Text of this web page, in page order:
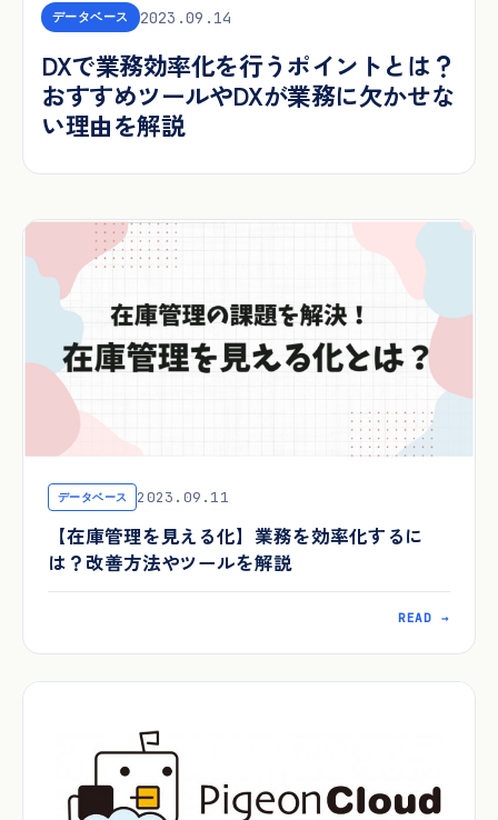
データベース 2023.09.14
DXで業務効率化を行うポイントとは？
おすすめツールやDXが業務に欠かせな
い理由を解説
データベース 2023.09.11
【在庫管理を見える化】業務を効率化するに
は？改善方法やツールを解説
READ →